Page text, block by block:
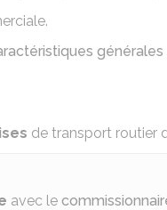
de transport routier
avec le